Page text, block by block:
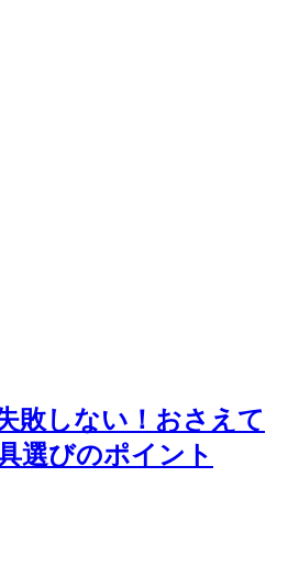
敗しない！おさえて
選びのポイント